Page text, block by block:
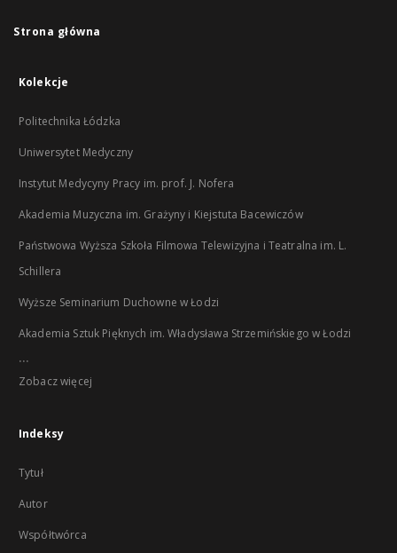
Strona główna
Kolekcje
Politechnika Łódzka
Uniwersytet Medyczny
Instytut Medycyny Pracy im. prof. J. Nofera
Akademia Muzyczna im. Grażyny i Kiejstuta Bacewiczów
Państwowa Wyższa Szkoła Filmowa Telewizyjna i Teatralna im. L.
Schillera
Wyższe Seminarium Duchowne w Łodzi
Akademia Sztuk Pięknych im. Władysława Strzemińskiego w Łodzi
...
Zobacz więcej
Indeksy
Tytuł
Autor
Współtwórca